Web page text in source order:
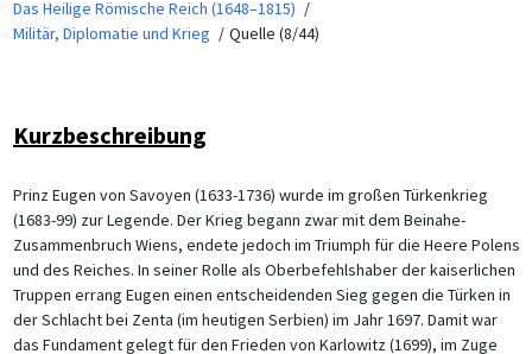
Das Heilige Römische Reich (1648–1815)
Militär, Diplomatie und Krieg
Quelle (8/44)
Kurzbeschreibung
Prinz Eugen von Savoyen (1633-1736) wurde im großen Türkenkrieg
(1683-99) zur Legende. Der Krieg begann zwar mit dem Beinahe-
Zusammenbruch Wiens, endete jedoch im Triumph für die Heere Polens
und des Reiches. In seiner Rolle als Oberbefehlshaber der kaiserlichen
Truppen errang Eugen einen entscheidenden Sieg gegen die Türken in
der Schlacht bei Zenta (im heutigen Serbien) im Jahr 1697. Damit war
das Fundament gelegt für den Frieden von Karlowitz (1699), im Zuge